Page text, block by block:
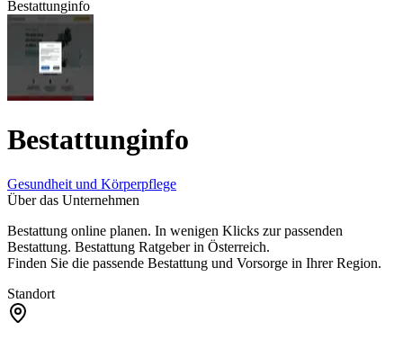
Bestattunginfo
Bestattunginfo
Gesundheit und Körperpflege
Über das Unternehmen
Bestattung online planen. In wenigen Klicks zur passenden
Bestattung. Bestattung Ratgeber in Österreich.
Finden Sie die passende Bestattung und Vorsorge in Ihrer Region.
Standort